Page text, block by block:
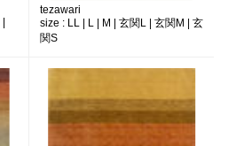
tezawari
size : LL | L | M | 玄関L | 玄関M | 玄
関S